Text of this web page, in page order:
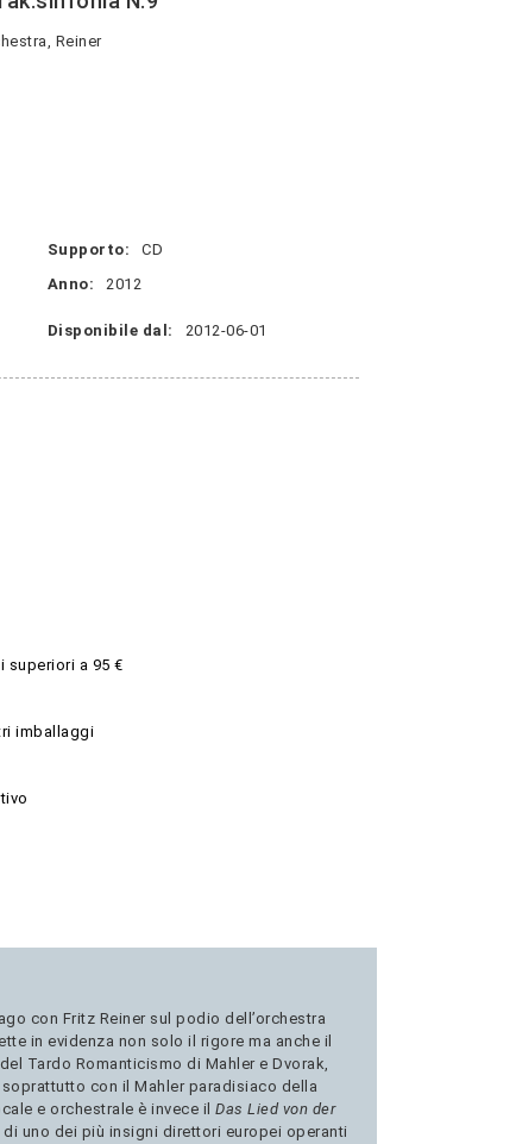
Reiner
Supporto:
CD
Anno: 2012
Disponibile dal: 2012-06-01
superiori a 95 €
imballaggi
con Fritz Reiner sul podio dell’orchestra
in evidenza non solo il rigore ma anche il
Tardo Romanticismo di Mahler e Dvorak,
con il Mahler paradisiaco della
e orchestrale è invece il Das Lied von der
uno dei più insigni direttori europei operanti